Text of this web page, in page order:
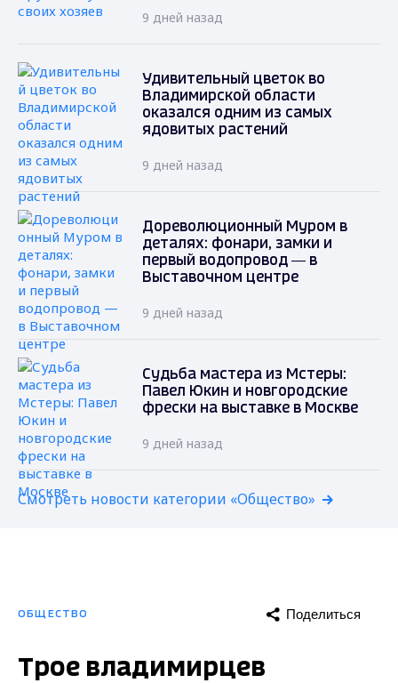
9 дней назад
Удивительный цветок во
Владимирской области
оказался одним из самых
ядовитых растений
9 дней назад
Дореволюционный Муром в
деталях: фонари, замки и
первый водопровод — в
Выставочном центре
9 дней назад
Судьба мастера из Мстеры:
Павел Юкин и новгородские
фрески на выставке в Москве
9 дней назад
Смотреть новости категории «Общество»
ОБЩЕСТВО Поделиться
Трое владимирцев